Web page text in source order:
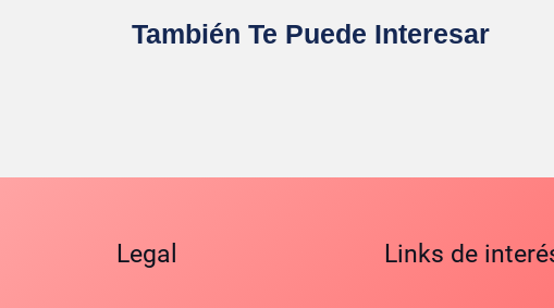
También Te Puede Interesar
Legal Links de